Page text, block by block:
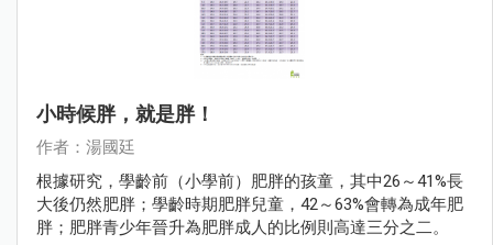
小時候胖，就是胖！
作者：湯國廷
根據研究，學齡前（小學前）肥胖的孩童，其中26～41%長
大後仍然肥胖；學齡時期肥胖兒童，42～63%會轉為成年肥
胖；肥胖青少年晉升為肥胖成人的比例則高達三分之二。